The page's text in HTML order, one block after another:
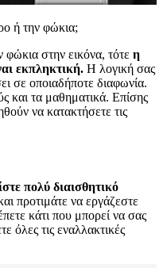
ή την φώκια;
στην εικόνα, τότε η
εκπληκτική. Η λογική σας
σε οποιαδήποτε διαφωνία.
και τα μαθηματικά. Επίσης
να κατακτήσετε τις
πολύ διαισθητικό
προτιμάτε να εργάζεστε
κάτι που μπορεί να σας
όλες τις εναλλακτικές